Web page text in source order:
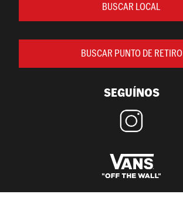
BUSCAR LOCAL
BUSCAR PUNTO DE RETIRO
SEGUÍNOS